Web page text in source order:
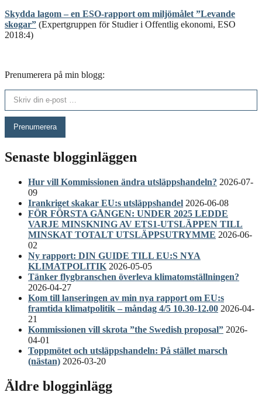
Skydda lagom – en ESO-rapport om miljömålet ”Levande
skogar” (Expertgruppen för Studier i Offentlig ekonomi, ESO
2018:4)
Prenumerera på min blogg:
Skriv din e-post …
Prenumerera
Senaste blogginläggen
Hur vill Kommissionen ändra utsläppshandeln? 2026-07-
09
Irankriget skakar EU:s utsläppshandel 2026-06-08
FÖR FÖRSTA GÅNGEN: UNDER 2025 LEDDE
VARJE MINSKNING AV ETS1-UTSLÄPPEN TILL
MINSKAT TOTALT UTSLÄPPSUTRYMME 2026-06-
02
Ny rapport: DIN GUIDE TILL EU:S NYA
KLIMATPOLITIK 2026-05-05
Tänker flygbranschen överleva klimatomställningen?
2026-04-27
Kom till lanseringen av min nya rapport om EU:s
framtida klimatpolitik – måndag 4/5 10.30-12.00 2026-04-
21
Kommissionen vill skrota ”the Swedish proposal” 2026-
04-01
Toppmötet och utsläppshandeln: På stället marsch
(nästan) 2026-03-20
Äldre blogginlägg